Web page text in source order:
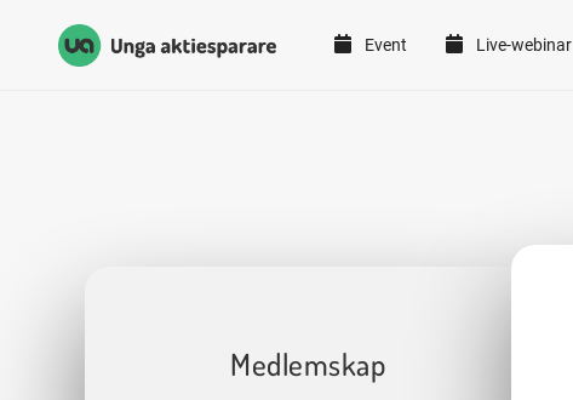
Unga Aktiesparare
Event Live-webinar
Medlemskap